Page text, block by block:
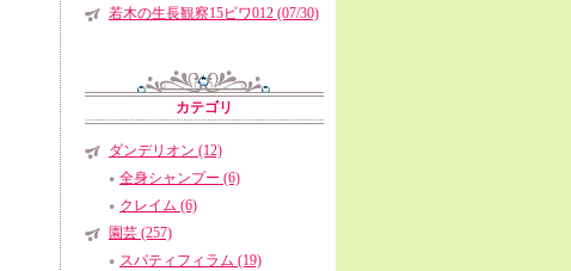
若木の生長観察15ビワ012 (07/30)
カテゴリ
ダンデリオン (12)
全身シャンプー (6)
クレイム (6)
園芸 (257)
スパティフィラム (19)